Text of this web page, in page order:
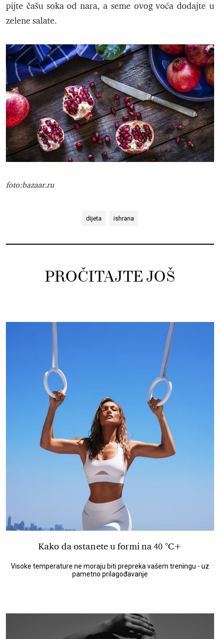
pijte čašu soka od nara, a seme ovog voća dodajte u
zelene salate.
foto:bazaar.ru
dijeta ishrana
PROČITAJTE JOŠ
Kako da ostanete u formi na 40 °C+
Visoke temperature ne moraju biti prepreka vašem treningu - uz
pametno prilagođavanje